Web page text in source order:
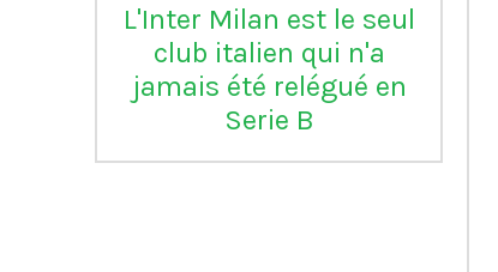
L'Inter Milan est le seul
club italien qui n'a
jamais été relégué en
Serie B